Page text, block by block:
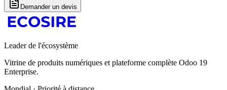
Demander un devis
Leader de l'écosystème
Vitrine de produits numériques et plateforme complète Odoo 19
Enterprise.